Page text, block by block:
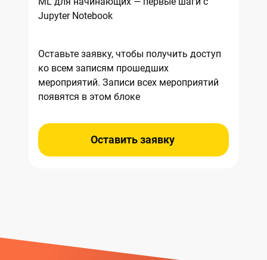
Jupyter Notebook
Оставьте заявку, чтобы получить доступ
ко всем записям прошедших
мероприятий. Записи всех мероприятий
появятся в этом блоке
Оставить заявку